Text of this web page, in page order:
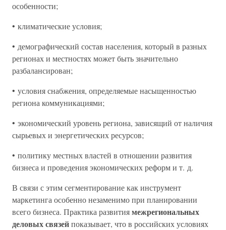
особенности;
• климатические условия;
• демографический состав населения, который в разных
регионах и местностях может быть значительно
разбалансирован;
• условия снабжения, определяемые насыщенностью
региона коммуникациями;
• экономический уровень региона, зависящий от наличия
сырьевых и энергетических ресурсов;
• политику местных властей в отношении развития
бизнеса и проведения экономических реформ и т. д.
В связи с этим сегментирование как инструмент
маркетинга особенно незаменимо при планировании
всего бизнеса. Практика развитиямежрегиональных
деловых связейпоказывает, что в российских условиях